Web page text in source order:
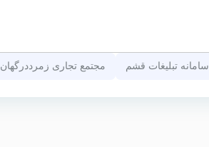
سامانه تبلیغات قشم مجتمع تجاری زمرددرگهان